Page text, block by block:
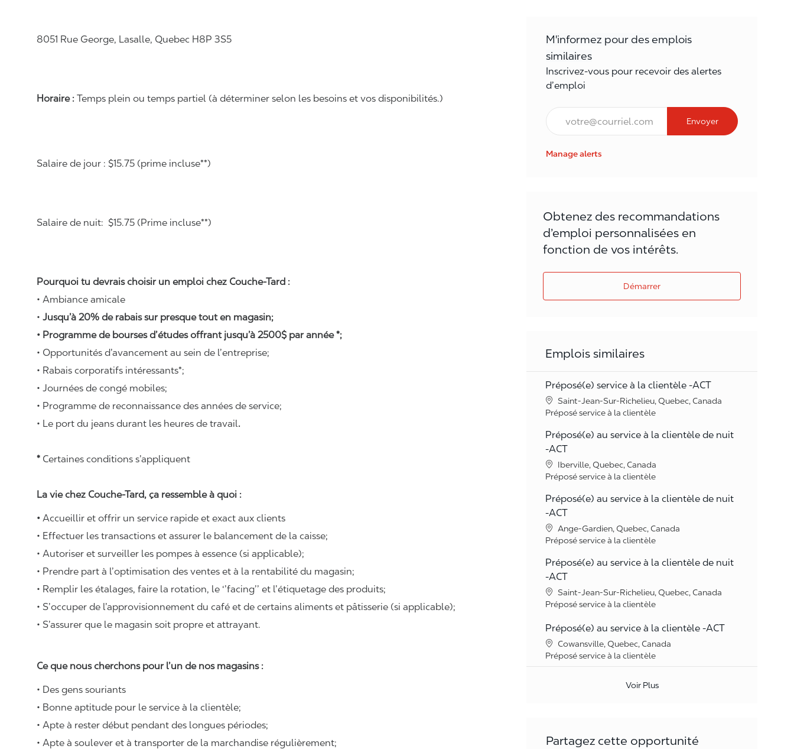
8051 Rue George, Lasalle, Quebec H8P 3S5
Horaire : Temps plein ou temps partiel (à déterminer selon les besoins et vos disponibilités.)
Salaire de jour : $15.75 (prime incluse**)
Salaire de nuit: $15.75 (Prime incluse**)
Pourquoi tu devrais choisir un emploi chez Couche-Tard :
• Ambiance amicale
• Jusqu’à 20% de rabais sur presque tout en magasin;
• Programme de bourses d’études offrant jusqu’à 2500$ par année *;
• Opportunités d’avancement au sein de l’entreprise;
• Rabais corporatifs intéressants*;
• Journées de congé mobiles;
• Programme de reconnaissance des années de service;
• Le port du jeans durant les heures de travail.
* Certaines conditions s’appliquent
La vie chez Couche-Tard, ça ressemble à quoi :
• Accueillir et offrir un service rapide et exact aux clients
• Effectuer les transactions et assurer le balancement de la caisse;
• Autoriser et surveiller les pompes à essence (si applicable);
• Prendre part à l’optimisation des ventes et à la rentabilité du magasin;
• Remplir les étalages, faire la rotation, le ‘’facing’’ et l’étiquetage des produits;
• S’occuper de l’approvisionnement du café et de certains aliments et pâtisserie (si applicable);
• S’assurer que le magasin soit propre et attrayant.
Ce que nous cherchons pour l’un de nos magasins :
• Des gens souriants
• Bonne aptitude pour le service à la clientèle;
• Apte à rester début pendant des longues périodes;
• Apte à soulever et à transporter de la marchandise régulièrement;
M'informez pour des emplois
similaires
Inscrivez-vous pour recevoir des alertes
d’emploi
Courriel*
Envoyer
Manage alerts
Obtenez des recommandations
d’emploi personnalisées en
fonction de vos intérêts.
Démarrer
Emplois similaires
Préposé(e) service à la clientèle -ACT
LieuSaint-Jean-Sur-Richelieu, Quebec, Canada
Catégorie
Préposé service à la clientèle
Préposé(e) au service à la clientèle de nuit
-ACT
LieuIberville, Quebec, Canada
Catégorie
Préposé service à la clientèle
Préposé(e) au service à la clientèle de nuit
-ACT
LieuAnge-Gardien, Quebec, Canada
Catégorie
Préposé service à la clientèle
Préposé(e) au service à la clientèle de nuit
-ACT
LieuSaint-Jean-Sur-Richelieu, Quebec, Canada
Catégorie
Préposé service à la clientèle
Préposé(e) au service à la clientèle -ACT
LieuCowansville, Quebec, Canada
Catégorie
Préposé service à la clientèle
Voir Plus
Partagez cette opportunité